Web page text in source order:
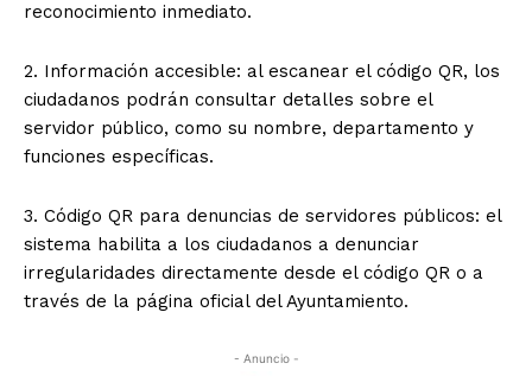
reconocimiento inmediato.
2. Información accesible: al escanear el código QR, los
ciudadanos podrán consultar detalles sobre el
servidor público, como su nombre, departamento y
funciones específicas.
3. Código QR para denuncias de servidores públicos: el
sistema habilita a los ciudadanos a denunciar
irregularidades directamente desde el código QR o a
través de la página oficial del Ayuntamiento.
- Anuncio -